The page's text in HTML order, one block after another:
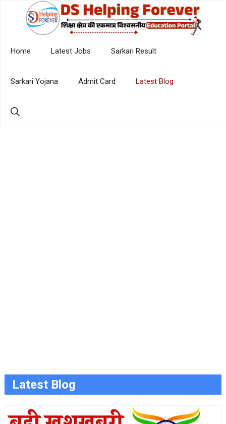
Home Latest Jobs Sarkari Result
Sarkari Yojana Admit Card Latest Blog
Latest Blog